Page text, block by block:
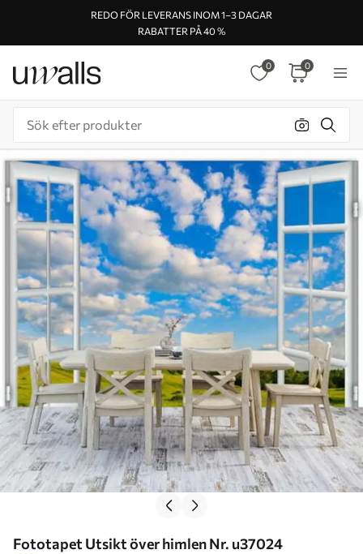
REDO FÖR LEVERANS INOM 1–3 DAGAR
RABATTER PÅ 40 %
0 0
Fototapet Utsikt över himlen Nr. u37024